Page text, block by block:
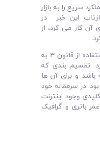
سریع را به بازار
این خبر در
آن کار می کرد، از
او مطالب مقاله خود را با استفاده از قانون 3 به
تقسیم بندی که
و برای آن ها
در سرمقاله خود
وجود اینترنت
باتری و گرافیک